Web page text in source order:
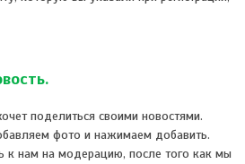
поделиться своими новостями.
фото и нажимаем добавить.
к нам на модерацию, после того как мы